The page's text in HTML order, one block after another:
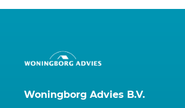
Woningborg Advies B.V.